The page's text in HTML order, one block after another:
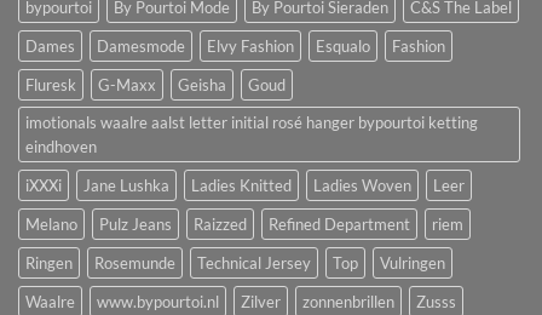
bypourtoi
By Pourtoi Mode By Pourtoi Sieraden
C&S The Label
Dames
Damesmode Elvy Fashion Esqualo
Fashion
Fluresk
G-Maxx Geisha
Goud
imotionals waalre aalst letter initial rosé hanger bypourtoi ketting
eindhoven
iXXXi
Jane Lushka Ladies Knitted Ladies Woven
Leer
Melano
Pulz Jeans Raizzed Refined Department
riem
Ringen
Rosemunde Technical Jersey Top
Vulringen
Waalre
www.bypourtoi.nl Zilver zonnenbrillen Zusss